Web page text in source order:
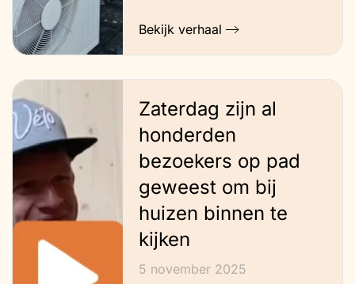
Bekijk verhaal
Zaterdag zijn al
honderden
bezoekers op pad
geweest om bij
huizen binnen te
kijken
5 november 2025